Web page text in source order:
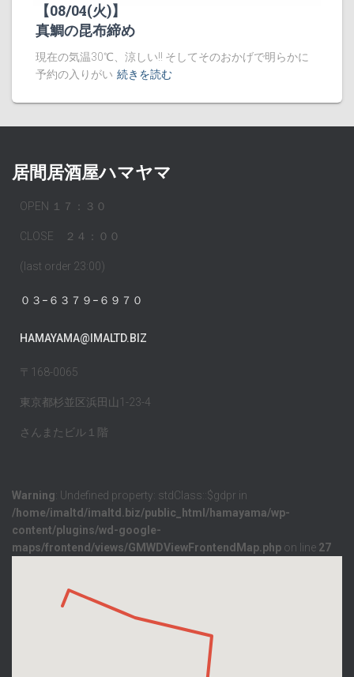
【08/04(火)】
真鯛の昆布締め
現在の気温30℃、涼しい!! そしてそのおかげで明らかに
予約の入りがい 続きを読む
居間居酒屋ハマヤマ
OPEN １７：３０
CLOSE ２４：００
(last order 23:00)
０３−６３７９−６９７０
HAMAYAMA@IMALTD.BIZ
〒168-0065
東京都杉並区浜田山1-23-4
さんまたビル１階
Warning: Undefined property: stdClass::$gdpr in
/home/imaltd/imaltd.biz/public_html/hamayama/wp-
content/plugins/wd-google-
maps/frontend/views/GMWDViewFrontendMap.php on line 27